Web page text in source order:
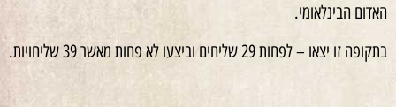
האדום הבינלאומי.
בתקופה זו יצאו – לפחות 29 שליחים וביצעו לא פחות מאשר 39 שליחויות.